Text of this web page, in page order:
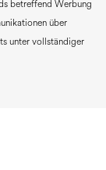
betreffend Werbung
über
unter vollständiger